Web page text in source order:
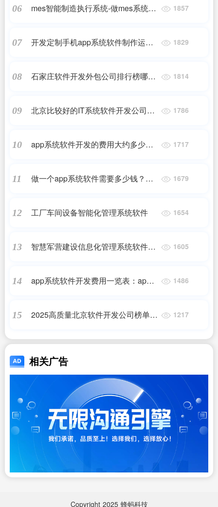
06
mes智能制造执行系统-做mes系统软
1857
07
开发定制手机app系统软件制作运营
1829
08
石家庄软件开发外包公司排行榜哪家
1814
09
北京比较好的IT系统软件开发公司有
1786
10
app系统软件开发的费用大约多少？
1717
11
做一个app系统软件需要多少钱？几
1679
12 工厂车间设备智能化管理系统软件 1654
13
智慧军营建设信息化管理系统软件平
1605
14
app系统软件开发费用一览表：app开
1486
15
2025高质量北京软件开发公司榜单，
1217
相关广告
Copyright 2025 蜂蚂科技